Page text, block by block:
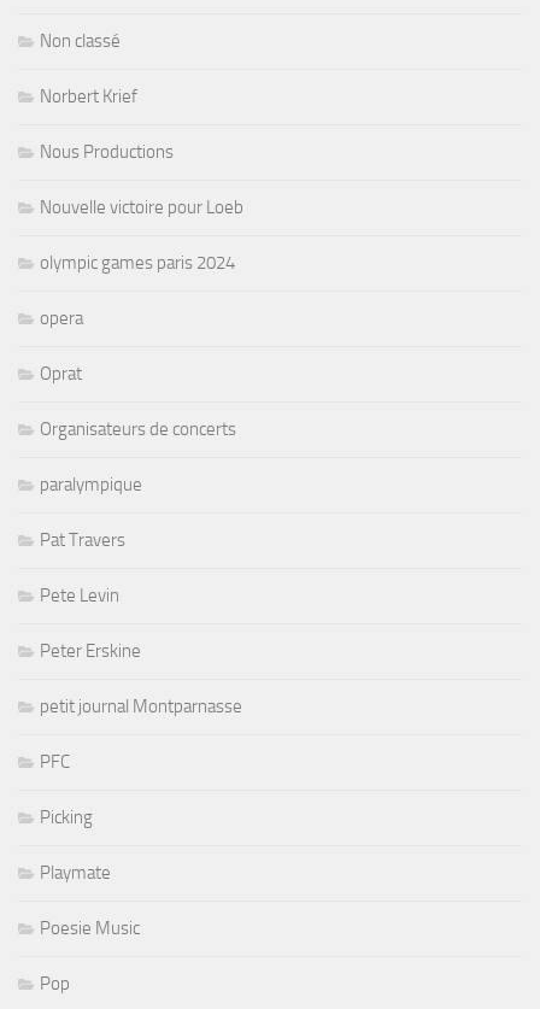
Non classé
Norbert Krief
Nous Productions
Nouvelle victoire pour Loeb
olympic games paris 2024
opera
Oprat
Organisateurs de concerts
paralympique
Pat Travers
Pete Levin
Peter Erskine
petit journal Montparnasse
PFC
Picking
Playmate
Poesie Music
Pop